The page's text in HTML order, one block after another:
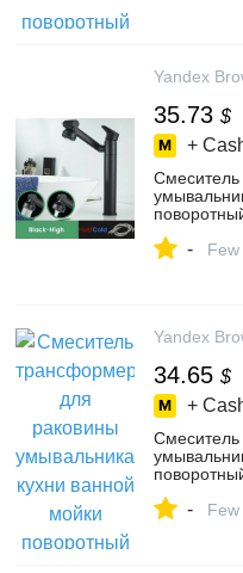
Yandex
35.73 $
+
душа.
-
Yandex
34.65 $
+
душа.
-